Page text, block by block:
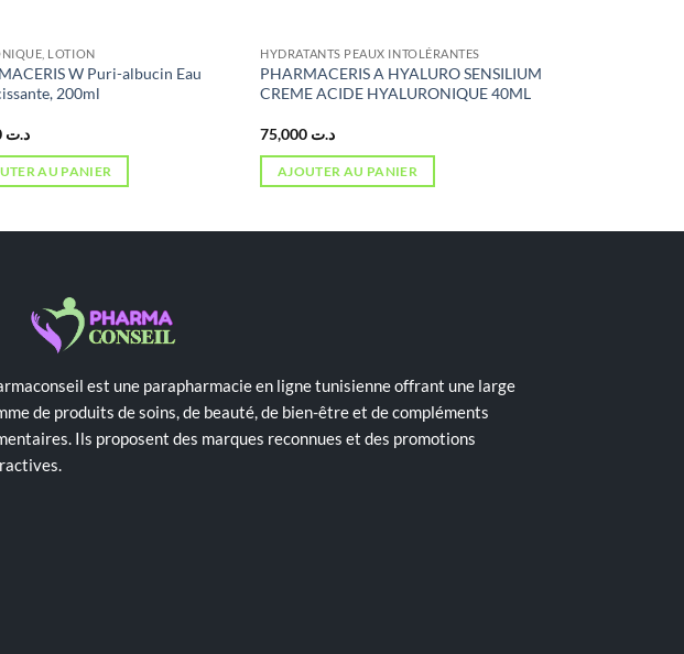
LOTION
W Puri-albucin Eau
200ml
د.ت 24,000
AU PANIER
HYDRATANTS PEAUX INTOLÉRANTES
PHARMACERIS A HYALURO SENSILIUM
CREME ACIDE HYALURONIQUE 40ML
د.ت
AJOUTER AU PANIER
est une parapharmacie en ligne tunisienne offrant une large
de produits de soins, de beauté, de bien-être et de compléments
Ils proposent des marques reconnues et des promotions